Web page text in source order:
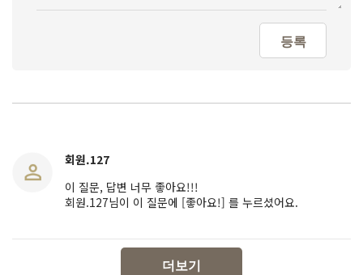
등록
회원.127
이 질문, 답변 너무 좋아요!!!
회원.127님이 이 질문에 [좋아요!] 를 누르셨어요.
더보기